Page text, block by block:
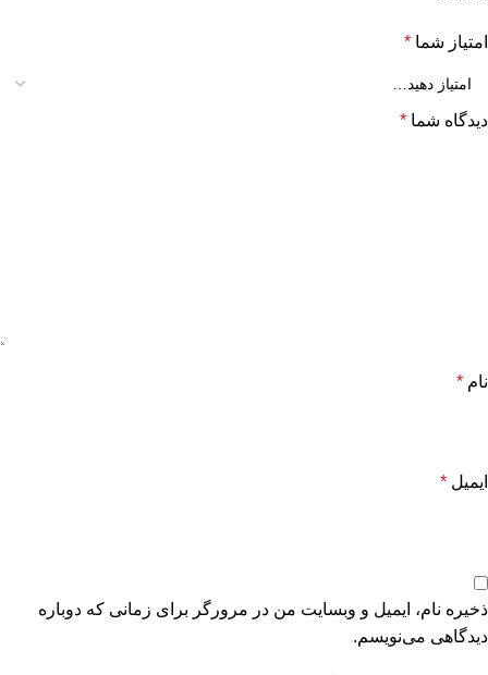
امتیاز شما *
دیدگاه شما *
نام *
ایمیل *
ذخیره نام، ایمیل و وبسایت من در مرورگر برای زمانی که دوباره
دیدگاهی می‌نویسم.